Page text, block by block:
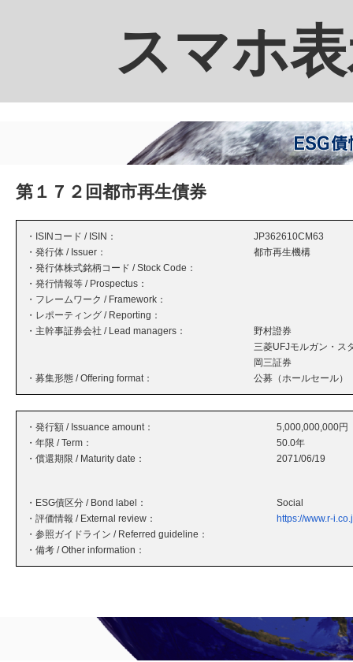
スマホ
第１７２回都市再生債券
・ISINコード / ISIN：
JP362610CM63
・発行体 / Issuer：
都市再生機構
・発行体株式銘柄コード / Stock Code：
・発行情報等 / Prospectus：
・フレームワーク / Framework：
・レポーティング / Reporting：
・主幹事証券会社 / Lead managers：
野村證券
三菱UFJモルガン・ス
岡三証券
・募集形態 / Offering format：
公募（ホールセール）
・発行額 / Issuance amount：
5,000,000,000円
・年限 / Term：
50.0年
・償還期限 / Maturity date：
2071/06/19
・ESG債区分 / Bond label：
Social
・評価情報 / External review：
https://www.r-
・参照ガイドライン / Referred guideline：
・備考 / Other information：